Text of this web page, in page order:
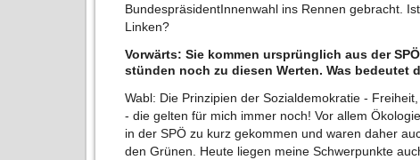
BundespräsidentInnenwahl ins Rennen gebracht.
Linken?
Vorwärts: Sie kommen ursprünglich aus der
stünden noch zu diesen Werten. Was bedeutet
Wabl: Die Prinzipien der Sozialdemokratie -
- die gelten für mich immer noch! Vor allem
in der SPÖ zu kurz gekommen und waren daher
den Grünen. Heute liegen meine Schwerpunkte